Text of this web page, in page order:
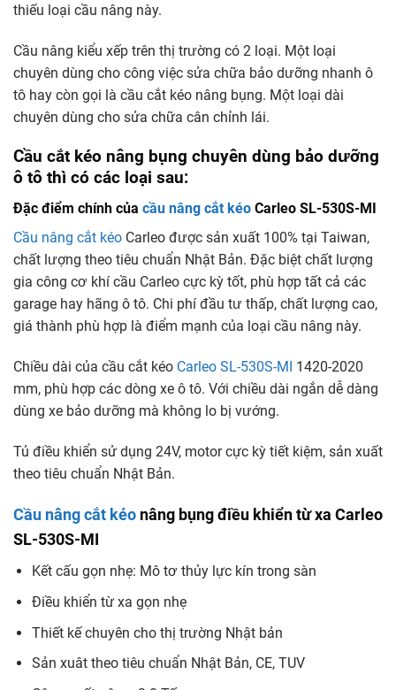
thiếu loại cầu nâng này.
Cầu nâng kiểu xếp trên thị trường có 2 loại. Một loại
chuyên dùng cho công việc sửa chữa bảo dưỡng nhanh ô
tô hay còn gọi là cầu cắt kéo nâng bụng. Một loại dài
chuyên dùng cho sửa chữa cân chỉnh lái.
Cầu cắt kéo nâng bụng chuyên dùng bảo dưỡng
ô tô thì có các loại sau:
Đặc điểm chính của cầu nâng cắt kéo Carleo SL-530S-MI
Cầu nâng cắt kéo Carleo được sản xuất 100% tại Taiwan,
chất lượng theo tiêu chuẩn Nhật Bản. Đặc biệt chất lượng
gia công cơ khí cầu Carleo cực kỳ tốt, phù hợp tất cả các
garage hay hãng ô tô. Chi phí đầu tư thấp, chất lượng cao,
giá thành phù hợp là điểm mạnh của loại cầu nâng này.
Chiều dài của cầu cắt kéo Carleo SL-530S-MI 1420-2020
mm, phù hợp các dòng xe ô tô. Với chiều dài ngắn dễ dàng
dùng xe bảo dưỡng mà không lo bị vướng.
Tủ điều khiển sử dụng 24V, motor cực kỳ tiết kiệm, sản xuất
theo tiêu chuẩn Nhật Bản.
Cầu nâng cắt kéo nâng bụng điều khiển từ xa Carleo
SL-530S-MI
Kết cấu gọn nhẹ: Mô tơ thủy lực kín trong sàn
Điều khiển từ xa gọn nhẹ
Thiết kế chuyên cho thị trường Nhật bản
Sản xuât theo tiêu chuẩn Nhật Bản, CE, TUV